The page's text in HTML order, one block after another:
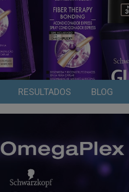
RESULTADOS BLOG